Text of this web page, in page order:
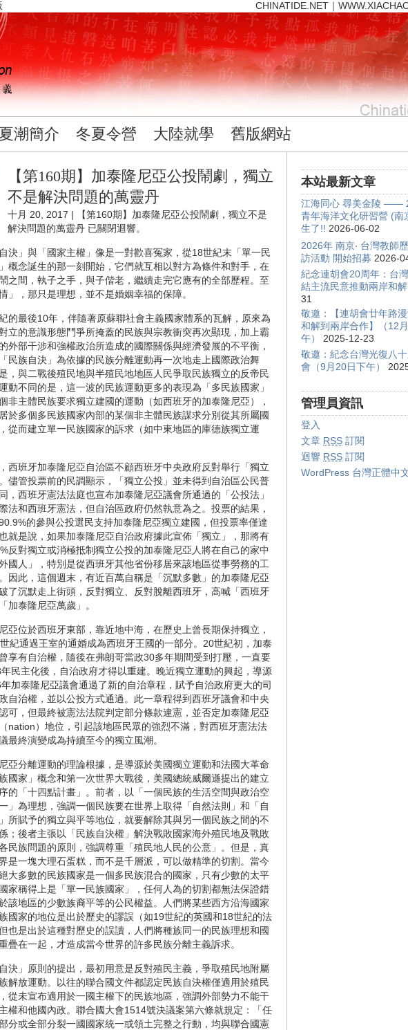
CHINATIDE.NET｜
夏潮簡介 冬夏令營 大陸就學 舊版網站
【第160期】加泰隆尼亞公投鬧劇，獨立
不是解決問題的萬靈丹
十月 20, 2017 |
【第160期】加泰隆尼亞公投鬧劇，獨立不是
解決問題的萬靈丹 已關閉迴響。
自決」與「國家主權」像是一對歡喜冤家，從18世紀末「單一民
概念誕生的那一刻開始，它們就互相以對方為條件和對手，在
之間，執子之手，與子偕老，繼續走完它應有的全部歷程。至
」，那只是理想，並不是婚姻幸福的保障。
紀的最後10年，伴隨著原蘇聯社會主義國家體系的瓦解，原來為
立的意識形態鬥爭所掩蓋的民族與宗教衝突再次顯現，加上霸
外部干涉和強權政治所造成的國際關係與經濟發展的不平衡，
民族自決」為依據的民族分離運動再一次地走上國際政治舞
，與二戰後殖民地與半殖民地地區人民爭取民族獨立的反帝民
動不同的是，這一波的民族運動更多的表現為「多民族國家」
非主體民族要求獨立建國的運動（如西班牙的加泰隆尼亞），
於多個多民族國家內部的某個非主體民族謀求分別從其所屬國
從而建立單一民族國家的訴求（如中東地區的庫德族獨立運
西班牙加泰隆尼亞自治區不顧西班牙中央政府反對舉行「獨立
儘管投票前的民調顯示，「獨立公投」並未得到自治區公民普
，西班牙憲法法庭也宣布加泰隆尼亞議會所通過的「公投法」
法和西班牙憲法，但自治區政府仍然執意為之。投票的結果，
的參與公投選民支持加泰隆尼亞獨立建國，但投票率僅達
就是說，如果加泰隆尼亞自治政府據此宣佈「獨立」，那將有
反對獨立或消極抵制獨立公投的加泰隆尼亞人將在自己的家中
國人」，特別是從西班牙其他省份移居來該地區從事勞務的工
因此，這個週末，有近百萬自稱是「沉默多數」的加泰隆尼亞
了沉默走上街頭，反對獨立、反對脫離西班牙，高喊「西班牙
加泰隆尼亞萬歲」。
亞位於西班牙東部，靠近地中海，在歷史上曾長期保持獨立，
紀通過王室的通婚成為西班牙王國的一部分。20世紀初，加泰
享有自治權，隨後在弗朗哥當政30多年期間受到打壓，一直要
民主化後，自治政府才得以重建。晚近獨立運動的興起，導源
加泰隆尼亞議會通過了新的自治章程，賦予自治政府更大的司
自治權，並以公投方式通過。此一章程得到西班牙議會和中央
可，但最終被憲法法院判定部分條款違憲，並否定加泰隆尼亞
nation）地位，引起該地區民眾的強烈不滿，對西班牙憲法法
最終演變成為持續至今的獨立風潮。
亞分離運動的理論根據，是導源於美國獨立運動和法國大革命
國家」概念和第一次世界大戰後，美國總統威爾遜提出的建立
的「十四點計畫」。前者，以「一個民族的生活空間與政治空
」為理想，強調一個民族要在世界上取得「自然法則」和「自
所賦予的獨立與平等地位，就要解除其與另一個民族之間的不
；後者主張以「民族自決權」解決戰敗國家海外殖民地及戰敗
民族問題的原則，強調尊重「殖民地人民的公意」。但是，真
是一塊大理石蛋糕，而不是千層派，可以做精準的切割。當今
大多數的民族國家是一個多民族混合的國家，只有少數的太平
家稱得上是「單一民族國家」，任何人為的切割都無法保證錯
該地區的少數族裔平等的公民權益。人們將某些西方沿海國家
國家的地位是出於歷史的謬誤（如19世紀的英國和18世紀的法
也是出於這種對歷史的誤讀，人們將種族同一的民族理想和國
疊在一起，才造成當今世界的許多民族分離主義訴求。
自決」原則的提出，最初用意是反對殖民主義，爭取殖民地附屬
解放運動。以往的聯合國文件都認定民族自決權僅適用於殖民
從未宣布適用於一國主權下的民族地區，強調外部勢力不能干
權和他國內政。聯合國大會1514號決議案第六條就規定：「任
分或全部分裂一國國家統一或領土完整之行動，均與聯合國憲
本站最新文章
江海同心 尋美金陵 ——
青年海洋文化研習營 (南
生了!! 2026-06-02
2026年 南京‧ 台灣教師
訪活動 開始招募 2026-
紀念連胡會20周年：台
結主流民意推動兩岸和解
31
敬邀：【連胡會廿年路
和解到兩岸合作】（12
午）
2025-12-23
敬邀：紀念台灣光復八
會（9月20日下午）
管理員資訊
登入
文章 RSS 訂閱
迴響 RSS 訂閱
WordPress 台灣正體中